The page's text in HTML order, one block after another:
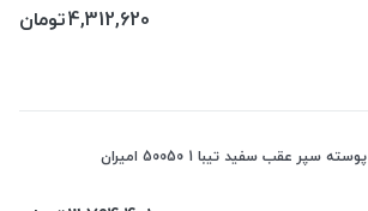
4,312,620تومان
پوسته سپر عقب سفید تیبا 1 50050 امیران